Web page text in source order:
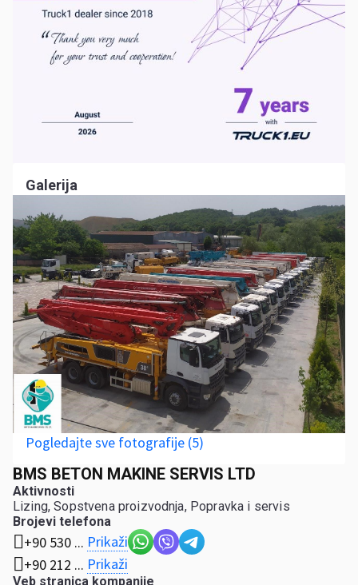
BMS BETON MAKINE SERVIS LTD
Aktivnosti
Lizing, Sopstvena proizvodnja, Popravka i servis
Brojevi telefona
+90 530 ... Prikaži
+90 212 ... Prikaži
Veb stranica kompanije
Galerija
Pogledajte sve fotografije (5)